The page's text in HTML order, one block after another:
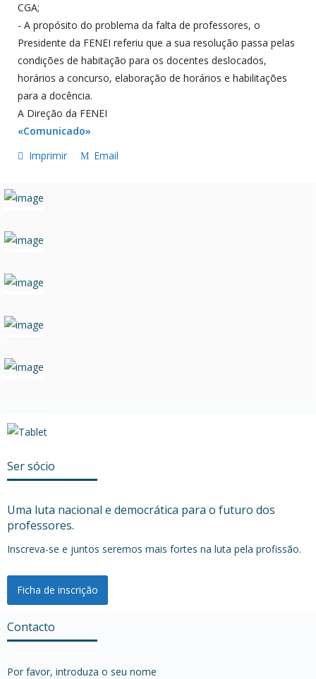
CGA;
- A propósito do problema da falta de professores, o
Presidente da FENEI referiu que a sua resolução passa pelas
condições de habitação para os docentes deslocados,
horários a concurso, elaboração de horários e habilitações
para a docência.
A Direção da FENEI
«Comunicado»
Imprimir
Email
Ser sócio
Uma luta nacional e democrática para o futuro dos
professores.
Inscreva-se e juntos seremos mais fortes na luta pela profissão.
Ficha de inscrição
Contacto
Por favor, introduza o seu nome